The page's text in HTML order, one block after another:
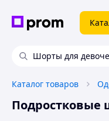
Шорты для
Каталог товаров
Подростковые